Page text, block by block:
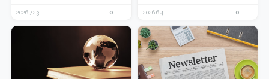
2026.7.23 0 2026.6.4 0